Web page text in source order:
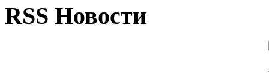
RSS Новости